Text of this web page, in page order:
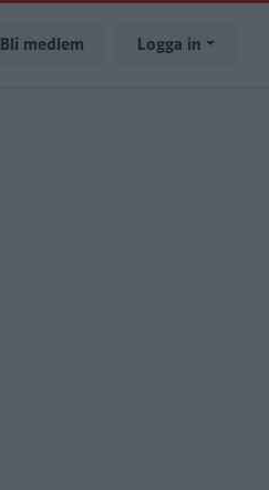
Bli medlem Logga in